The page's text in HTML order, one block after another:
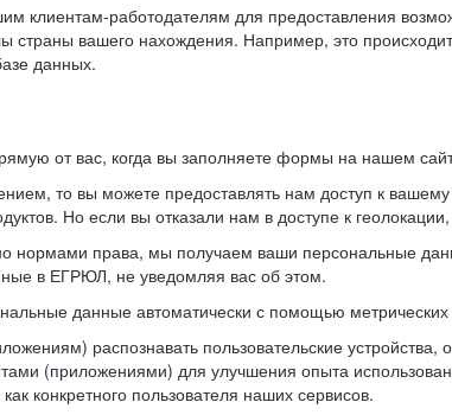
работодателям для предоставления
страны вашего нахождения. Например, это
данных.
от вас, когда вы заполняете формы на нашем
то вы можете предоставлять нам доступ к
Но если вы отказали нам в доступе к
нормами права, мы получаем ваши персональные
в ЕГРЮЛ, не уведомляя вас об этом.
данные автоматически с помощью
распознавать пользовательские устройства,
(приложениями) для улучшения опыта
конкретного пользователя наших сервисов.